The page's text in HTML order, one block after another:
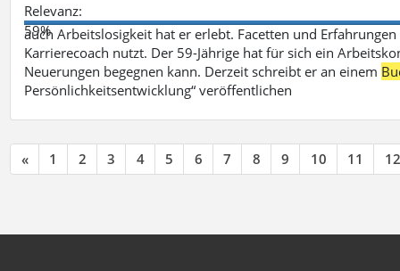
Relevanz:
59%
auch Arbeitslosigkeit hat er erlebt. Facetten und
Karrierecoach nutzt. Der 59-Jährige hat für sich ein
Neuerungen begegnen kann. Derzeit schreibt er an einem
Persönlichkeitsentwicklung“ veröffentlichen
« 1 2 3 4 5 6 7 8 9 10 11 12